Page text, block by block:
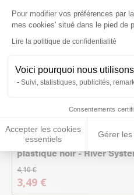
Pour modifier vos préférences par
mes cookies' situé dans le pied de
Lire la politique de confidentialité
Voici pourquoi nous
Suivi, statistiques, publicités,
Consentements
Accepter les cookies
essentiels
Gérer
Axeptio
-15%
Abreuvoir porte-bouteille
en tôle galvanisée avec
plastique noir - River
4,10 €
3,49 €